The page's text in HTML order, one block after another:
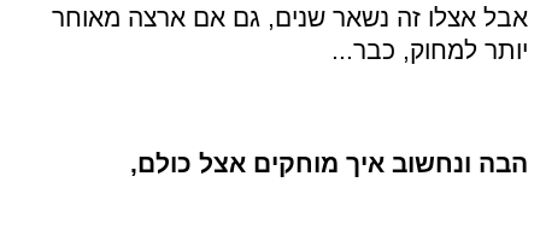
אבל אצלו זה נשאר שנים, גם אם ארצה מאוחר
יותר למחוק, כבר...
הבה ונחשוב איך מוחקים אצל כולם,